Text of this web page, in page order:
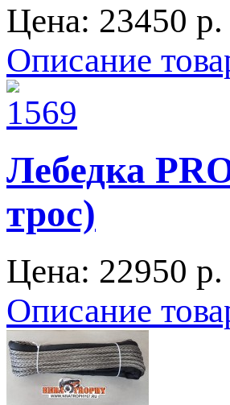
Цена: 23450 p.
Описание
Лебедка
трос)
Цена: 22950 p.
Описание